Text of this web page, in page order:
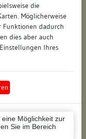
die
Möglicherweise
dadurch
dies aber auch
Ihres
Möglichkeit zur
Sie im Bereich
(Landkreis)